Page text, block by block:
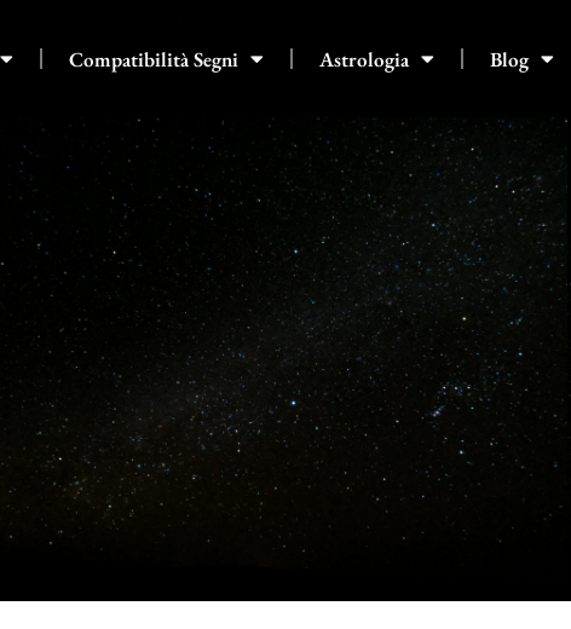
Compatibilità Segni Astrologia Blog